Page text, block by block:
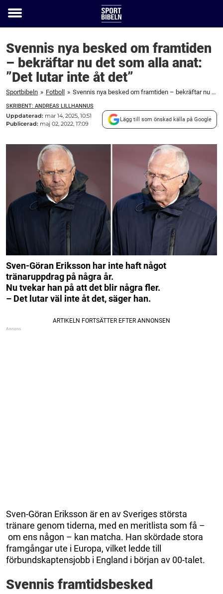
Toggle
Svennis nya besked om framtiden
– bekräftar nu det som alla anat:
”Det lutar inte åt det”
Sportbibeln » Fotboll » Svennis nya besked om framtiden – bekräftar nu det som alla anat: ”Det lutar inte åt det”
SKRIBENT: ANDREAS LILLHANNUS
Uppdaterad: mar 14, 2025, 10:51
Publicerad: maj 02, 2022, 17:09
Lägg till som önskad källa på Google
Sven-Göran Eriksson har inte haft något
tränaruppdrag på några år.
Nu tvekar han på att det blir några fler.
– Det lutar väl inte åt det, säger han.
Sven-Göran Eriksson är en av Sveriges största
tränare genom tiderna, med en meritlista som få –
om ens någon – kan matcha. Han skördade stora
framgångar ute i Europa, vilket ledde till
förbundskaptensjobb i England i början av 00-talet.
Svennis framtidsbesked